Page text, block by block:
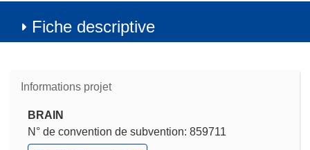
Fiche descriptive
Informations projet
BRAIN
N° de convention de subvention: 859711